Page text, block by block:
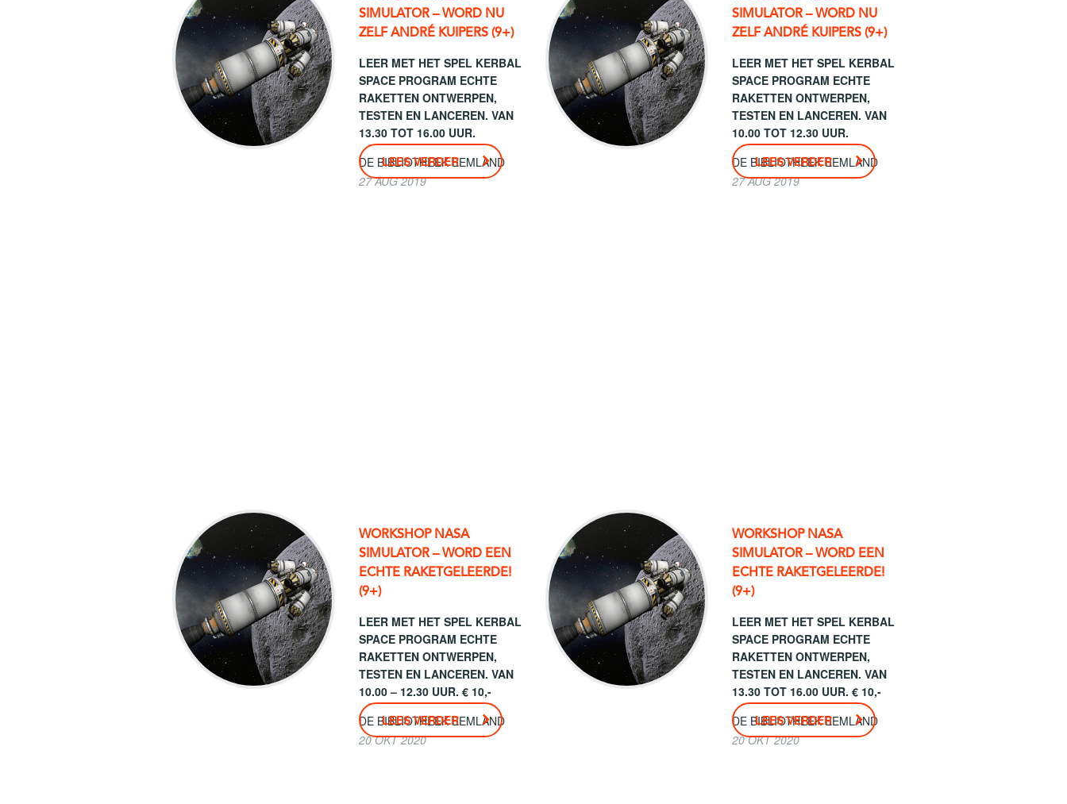
SIMULATOR – WORD NU
ZELF ANDRÉ KUIPERS (9+)
LEER MET HET SPEL KERBAL
SPACE PROGRAM ECHTE
RAKETTEN ONTWERPEN,
TESTEN EN LANCEREN. VAN
13.30 TOT 16.00 UUR.
DE BIBLIOTHEEK EEMLAND
27 AUG 2019
LEES VERDER
SIMULATOR – WORD NU
ZELF ANDRÉ KUIPERS (9+)
LEER MET HET SPEL KERBAL
SPACE PROGRAM ECHTE
RAKETTEN ONTWERPEN,
TESTEN EN LANCEREN. VAN
10.00 TOT 12.30 UUR.
DE BIBLIOTHEEK EEMLAND
27 AUG 2019
LEES VERDER
WORKSHOP NASA
SIMULATOR – WORD EEN
ECHTE RAKETGELEERDE!
(9+)
LEER MET HET SPEL KERBAL
SPACE PROGRAM ECHTE
RAKETTEN ONTWERPEN,
TESTEN EN LANCEREN. VAN
10.00 – 12.30 UUR. € 10,-
DE BIBLIOTHEEK EEMLAND
20 OKT 2020
LEES VERDER
WORKSHOP NASA
SIMULATOR – WORD EEN
ECHTE RAKETGELEERDE!
(9+)
LEER MET HET SPEL KERBAL
SPACE PROGRAM ECHTE
RAKETTEN ONTWERPEN,
TESTEN EN LANCEREN. VAN
13.30 TOT 16.00 UUR. € 10,-
DE BIBLIOTHEEK EEMLAND
20 OKT 2020
LEES VERDER